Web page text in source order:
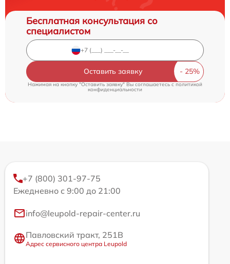
Бесплатная консультация со
специалистом
Оставить заявку
Нажимая на кнопку "Оставить заявку" Вы соглашаетесь cполитикой
конфиденциальности
+7 (800) 301-97-75
Ежедневно с 9:00 до 21:00
info@leupold-repair-center.ru
Павловский тракт, 251В
Адрес сервисного центра Leupold